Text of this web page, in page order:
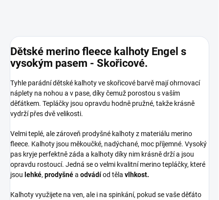
Dětské merino fleece kalhoty Engel s
vysokým pasem - Skořicové.
Tyhle parádní dětské kalhoty ve skořicové barvě mají ohrnovací
náplety na nohou a v pase, díky čemuž porostou s vaším
děťátkem. Tepláčky jsou opravdu hodně pružné, takže krásně
vydrží přes dvě velikosti.
Velmi teplé, ale zároveň prodyšné kalhoty z materiálu merino
fleece. Kalhoty jsou měkoučké, nadýchané, moc příjemné. Vysoký
pas kryje perfektně záda a kalhoty díky nim krásně drží a jsou
opravdu rostoucí. Jedná se o velmi kvalitní merino tepláčky, které
jsou lehké, prodyšnéa odvádíod těla vlhkost.
Kalhoty využijete na ven, ale i na spinkání, pokud se vaše děťáto